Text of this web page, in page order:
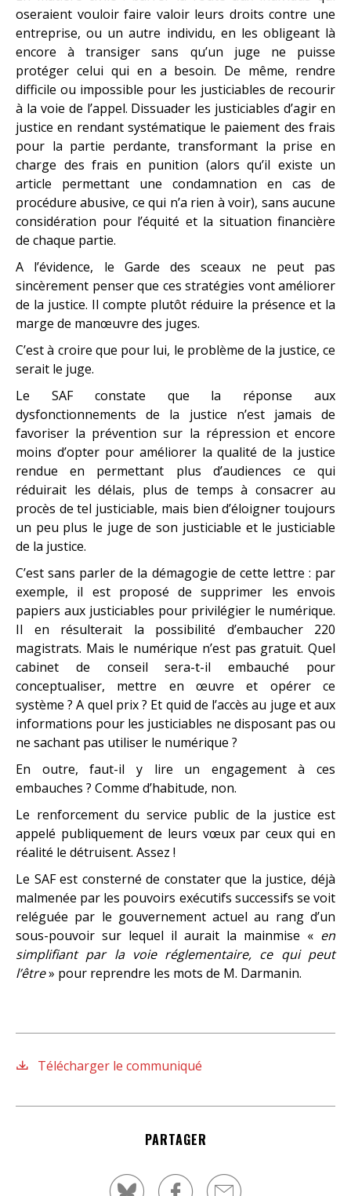
oseraient vouloir faire valoir leurs droits contre une
entreprise, ou un autre individu, en les obligeant là
encore à transiger sans qu’un juge ne puisse
protéger celui qui en a besoin. De même, rendre
difficile ou impossible pour les justiciables de recourir
à la voie de l’appel. Dissuader les justiciables d’agir en
justice en rendant systématique le paiement des frais
pour la partie perdante, transformant la prise en
charge des frais en punition (alors qu’il existe un
article permettant une condamnation en cas de
procédure abusive, ce qui n’a rien à voir), sans aucune
considération pour l’équité et la situation financière
de chaque partie.
A l’évidence, le Garde des sceaux ne peut pas
sincèrement penser que ces stratégies vont améliorer
de la justice. Il compte plutôt réduire la présence et la
marge de manœuvre des juges.
C’est à croire que pour lui, le problème de la justice, ce
serait le juge.
Le SAF constate que la réponse aux
dysfonctionnements de la justice n’est jamais de
favoriser la prévention sur la répression et encore
moins d’opter pour améliorer la qualité de la justice
rendue en permettant plus d’audiences ce qui
réduirait les délais, plus de temps à consacrer au
procès de tel justiciable, mais bien d’éloigner toujours
un peu plus le juge de son justiciable et le justiciable
de la justice.
C’est sans parler de la démagogie de cette lettre : par
exemple, il est proposé de supprimer les envois
papiers aux justiciables pour privilégier le numérique.
Il en résulterait la possibilité d’embaucher 220
magistrats. Mais le numérique n’est pas gratuit. Quel
cabinet de conseil sera-t-il embauché pour
conceptualiser, mettre en œuvre et opérer ce
système ? A quel prix ? Et quid de l’accès au juge et aux
informations pour les justiciables ne disposant pas ou
ne sachant pas utiliser le numérique ?
En outre, faut-il y lire un engagement à ces
embauches ? Comme d’habitude, non.
Le renforcement du service public de la justice est
appelé publiquement de leurs vœux par ceux qui en
réalité le détruisent. Assez !
Le SAF est consterné de constater que la justice, déjà
malmenée par les pouvoirs exécutifs successifs se voit
reléguée par le gouvernement actuel au rang d’un
sous-pouvoir sur lequel il aurait la mainmise « en
simplifiant par la voie réglementaire, ce qui peut
l’être» pour reprendre les mots de M. Darmanin.
Télécharger le communiqué
PARTAGER